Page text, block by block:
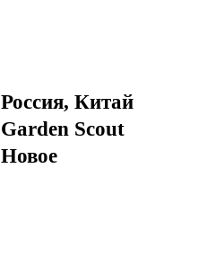
Россия, Китай
Garden Scout
Новое